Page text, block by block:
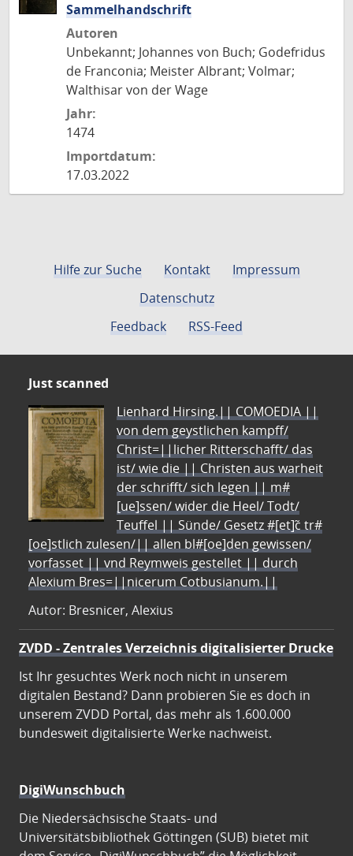
Sammelhandschrift
Autoren
Unbekannt; Johannes von Buch; Godefridus
de Franconia; Meister Albrant; Volmar;
Walthisar von der Wage
Jahr:
1474
Importdatum:
17.03.2022
Hilfe zur Suche Kontakt
Impressum
Datenschutz
Feedback
RSS-Feed
Just scanned
Lienhard Hirsing.|| COMOEDIA ||
von dem geystlichen kampff/
Christ=||licher Ritterschafft/ das
ist/ wie die || Christen aus warheit
der schrifft/ sich legen || m#
[ue]ssen/ wider die Heel/ Todt/
Teuffel || Sünde/ Gesetz #[et]c̃ tr#
[oe]stlich zulesen/|| allen bl#[oe]den gewissen/
vorfasset || vnd Reymweis gestellet || durch
Alexium Bres=||nicerum Cotbusianum.||
Autor: Bresnicer, Alexius
ZVDD - Zentrales Verzeichnis digitalisierter Drucke
Ist Ihr gesuchtes Werk noch nicht in unserem
digitalen Bestand? Dann probieren Sie es doch in
unserem ZVDD Portal, das mehr als 1.600.000
bundesweit digitalisierte Werke nachweist.
DigiWunschbuch
Die Niedersächsische Staats- und
Universitätsbibliothek Göttingen (SUB) bietet mit